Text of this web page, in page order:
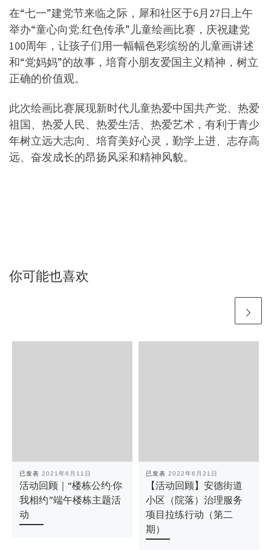
在“七一”建党节来临之际，犀和社区于6月27日上午
举办“童心向党.红色传承”儿童绘画比赛，庆祝建党
100周年，让孩子们用一幅幅色彩缤纷的儿童画讲述
和“党妈妈”的故事，培育小朋友爱国主义精神，树立
正确的价值观。
此次绘画比赛展现新时代儿童热爱中国共产党、热爱
祖国、热爱人民、热爱生活、热爱艺术，有利于青少
年树立远大志向、培育美好心灵，勤学上进、志存高
远、奋发成长的昂扬风采和精神风貌。
你可能也喜欢
已发表 2021年6月11日
活动回顾｜“楼栋公约·你
我相约”端午楼栋主题活
动
已发表 2022年6月21日
【活动回顾】安德街道
小区（院落）治理服务
项目拉练行动（第二
期）